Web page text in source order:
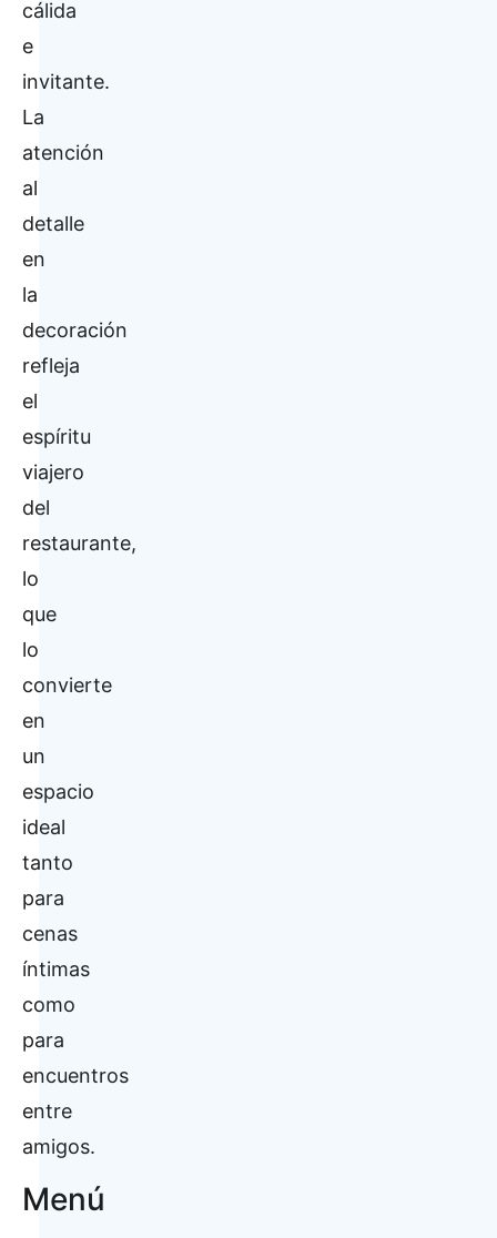
cálida
e
invitante.
La
atención
al
detalle
en
la
decoración
refleja
el
espíritu
viajero
del
restaurante,
lo
que
lo
convierte
en
un
espacio
ideal
tanto
para
cenas
íntimas
como
para
encuentros
entre
amigos.
Menú